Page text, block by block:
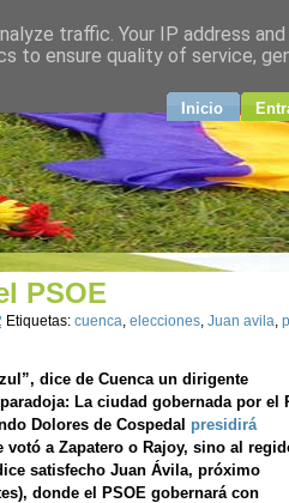
Inicio
PSOE
Etiquetas: cuenca, elecciones, Juan avila,
dice de Cuenca un dirigente
La ciudad gobernada por el
Dolores de Cospedal presidirá
votó a Zapatero o Rajoy, sino al
satisfecho Juan Ávila, próximo
donde el PSOE gobernará con
traffic. Your IP address
to ensure quality of service,